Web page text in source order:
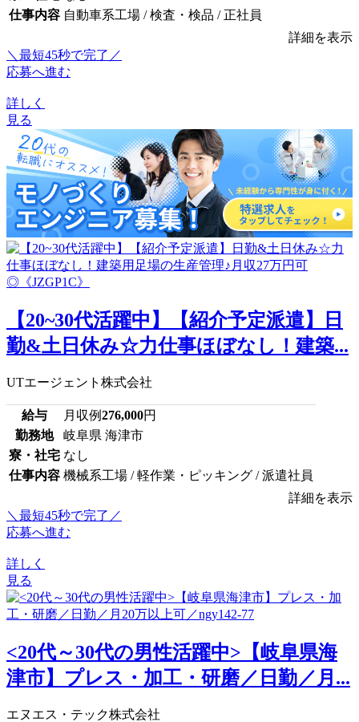
仕事内容 自動車系工場 / 検査・検品 / 正社員
詳細を表示
＼最短45秒で完了／
応募へ進む
詳しく
見る
【20~30代活躍中】【紹介予定派遣】日
勤&土日休み☆力仕事ほぼなし！建築...
UTエージェント株式会社
給与 月収例276,000円
勤務地
岐阜県 海津市
寮・社宅 なし
仕事内容 機械系工場 / 軽作業・ピッキング / 派遣社員
詳細を表示
＼最短45秒で完了／
応募へ進む
詳しく
見る
<20代～30代の男性活躍中>【岐阜県海
津市】プレス・加工・研磨／日勤／月...
エヌエス・テック株式会社